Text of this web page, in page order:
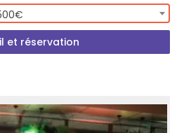
et réservation